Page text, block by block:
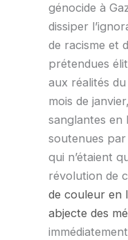
génocide à
dissiper
de racisme et
prétendues
aux réalités
mois de
sanglantes en
soutenues
qui n’étaient
révolution de
de couleur en
abjecte des